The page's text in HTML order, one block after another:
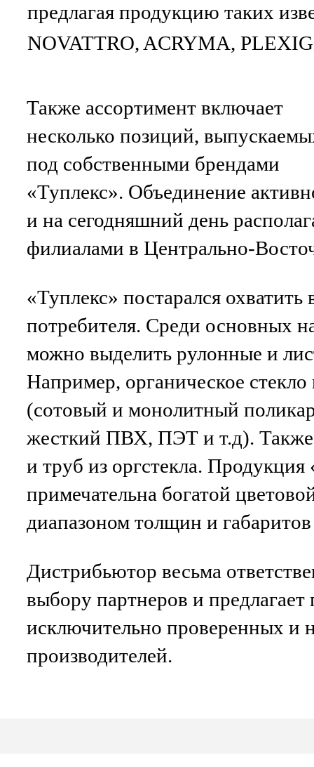
предлагая продукцию таких
NOVATTRO, ACRYMA,
Также ассортимент включает
несколько позиций,
под собственными брендами
«Туплекс». Объединение
и на сегодняшний день
филиалами в Центрально-
«Туплекс» постарался охватить
потребителя. Среди основных
можно выделить рулонные и
Например, органическое
(сотовый и монолитный
жесткий ПВХ, ПЭТ и т.д). Также
и труб из оргстекла. Продукция
примечательна богатой
диапазоном толщин и
Дистрибьютор весьма
выбору партнеров и
исключительно проверенных и
производителей.